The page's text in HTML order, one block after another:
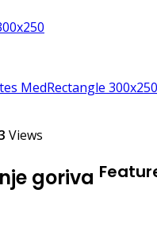
Views
goriva